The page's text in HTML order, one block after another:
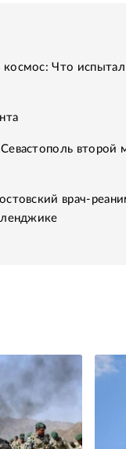
Что испытал
второй
врач-